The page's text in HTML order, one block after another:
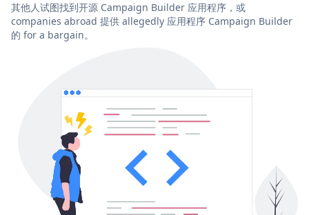
其他人试图找到开源 Campaign Builder 应用程序，或
companies abroad 提供 allegedly 应用程序 Campaign Builder
的 for a bargain。